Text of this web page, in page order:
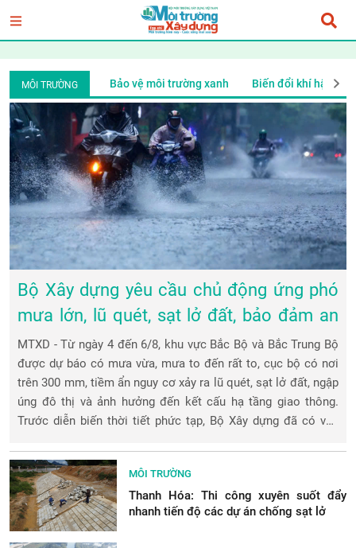
MÔI TRƯỜNG
Ý tưởng mới Bảo vệ môi trường xanh Biến đổi khí hậu
Bộ Xây dựng yêu cầu chủ động ứng phó
mưa lớn, lũ quét, sạt lở đất, bảo đảm an
toàn giao thông và công trình
MTXD - Từ ngày 4 đến 6/8, khu vực Bắc Bộ và Bắc Trung Bộ
được dự báo có mưa vừa, mưa to đến rất to, cục bộ có nơi
trên 300 mm, tiềm ẩn nguy cơ xảy ra lũ quét, sạt lở đất, ngập
úng đô thị và ảnh hưởng đến kết cấu hạ tầng giao thông.
Trước diễn biến thời tiết phức tạp, Bộ Xây dựng đã có văn
MÔI TRƯỜNG
Thanh Hóa: Thi công xuyên suốt đẩy
nhanh tiến độ các dự án chống sạt lở